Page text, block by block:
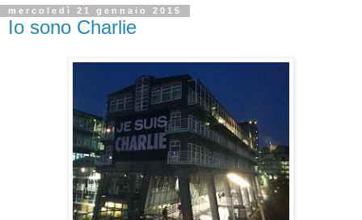
mercoledì 21 gennaio 2015
Io sono Charlie